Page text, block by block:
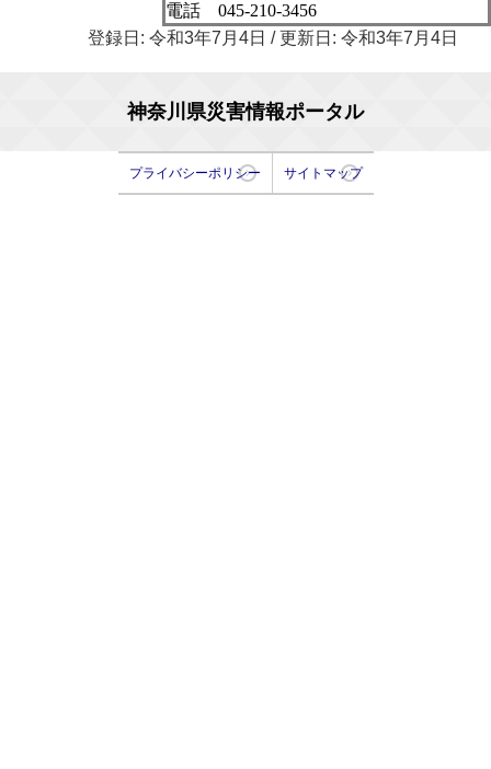
電話 045-210-3456
登録日: 令和3年7月4日 / 更新日: 令和3年7月4日
神奈川県災害情報ポータル
プライバシーポリシー サイトマップ